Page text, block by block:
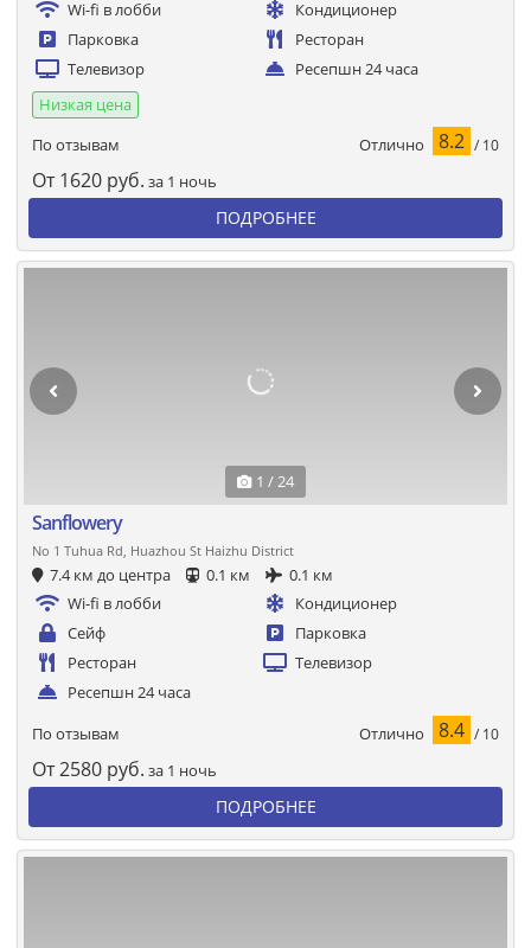
Wi-fi в лобби
Кондиционер
Парковка
Ресторан
Телевизор
Ресепшн 24 часа
Низкая цена
По отзывам
Отлично 8.2 / 10
От 1620 руб. за 1 ночь
ПОДРОБНЕЕ
1 / 24
Sanflowery
No 1 Tuhua Rd, Huazhou St Haizhu District
7.4 км до центра 0.1 км
0.1 км
Wi-fi в лобби
Кондиционер
Сейф
Парковка
Ресторан
Телевизор
Ресепшн 24 часа
По отзывам Отлично 8.4 / 10
От2580 руб. за 1 ночь
ПОДРОБНЕЕ